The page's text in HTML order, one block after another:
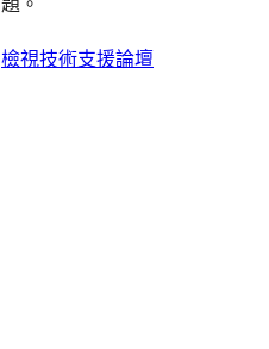
檢視技術支援論壇